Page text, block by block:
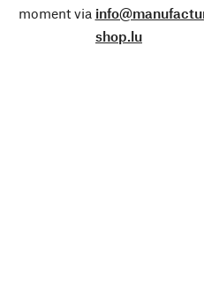
moment via
shop.lu